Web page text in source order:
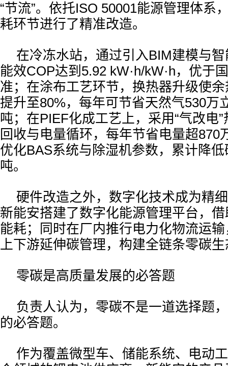
“节流”。依托ISO 50001能源管理体系
耗环节进行了精准改造。
在冷冻水站，通过引入BIM建模与
能效COP达到5.92 kW·h/kW·h，优于
准；在涂布工艺环节，换热器升级使
提升至80%，每年可节省天然气530万
吨；在PIEF化成工艺上，采用“气改电
回收与电量循环，每年节省电量超870
优化BAS系统与除湿机参数，累计降
吨。
硬件改造之外，数字化技术成为精
新能安搭建了数字化能源管理平台，
能耗；同时在厂内推行电力化物流运
上下游延伸碳管理，构建全链条零碳
零碳是高质量发展的必答题
负责人认为，零碳不是一道选择题
的必答题。
作为覆盖微型车、储能系统、电动